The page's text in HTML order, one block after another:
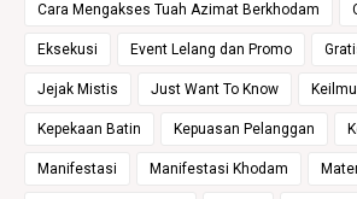
Cara Mengakses Tuah Azimat Berkhodam
Eksekusi Event Lelang dan Promo
Jejak Mistis Just Want To Know
Kepekaan Batin Kepuasan Pelanggan
Manifestasi Manifestasi Khodam